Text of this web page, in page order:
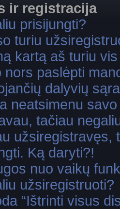
ir registracija
prisijungti?
turiu
kartą aš turiu
nors paslėpti
dalyvių
neatsimenu
tačiau
užsiregistravęs,
Ką daryti?!
nuo vaikų
užsiregistruoti?
“Ištrinti visus